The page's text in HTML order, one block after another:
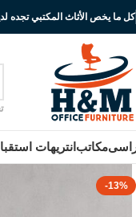
كل ما يخص الأثاث المكتبي تجده
مكاتب انتريهات
-13%